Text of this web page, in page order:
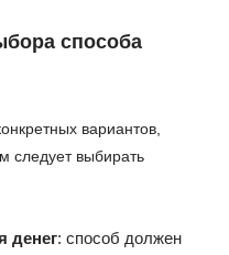
способа
вариантов,
следует выбирать
денег: способ должен